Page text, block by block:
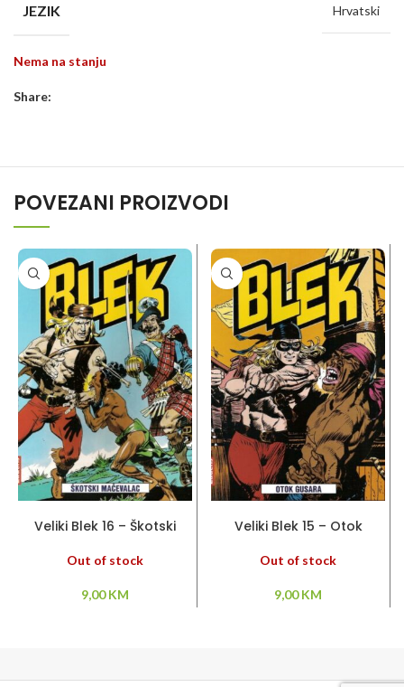
JEZIK Hrvatski
Nema na stanju
Share:
POVEZANI PROIZVODI
Veliki Blek 16 – Škotski
Out of stock
9,00KM
Veliki Blek 15 – Otok
Out of stock
9,00KM